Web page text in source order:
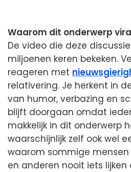
Waarom dit onderwerp
De video die deze
miljoenen keren bekeken.
reageren met
relativering. Je herkent in
van humor, verbazing en
blijft doorgaan omdat
makkelijk in dit onderwerp
waarschijnlijk zelf ook wel
waarom sommige
en anderen nooit iets lijken